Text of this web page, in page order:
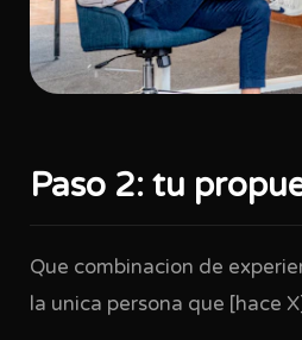
Paso 2: tu
Que combinacion de
la unica persona que [hace